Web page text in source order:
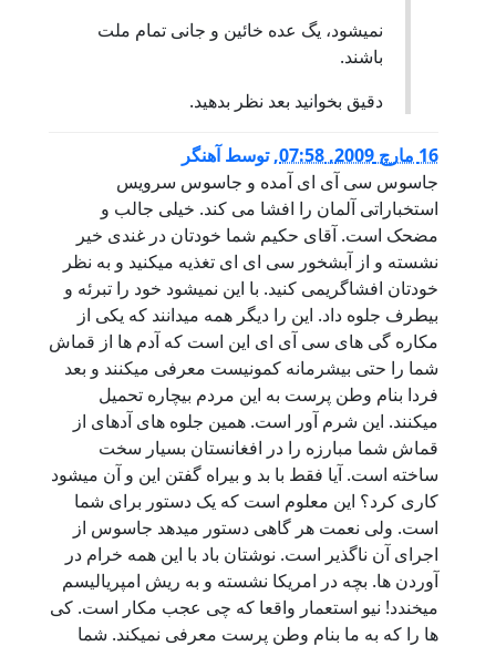
نمیشود، یگ عده خائین و جانی تمام ملت
باشند.
دقیق بخوانید بعد نظر بدهید.
16 مارچ 2009, 07:58 ,توسط آهنگر
جاسوس سی آی ای آمده و جاسوس سرویس
استخباراتی آلمان را افشا می کند. خیلی جالب و
مضحک است. آقای حکیم شما خودتان در غندی خیر
نشسته و از آبشخور سی ای ای تغذیه میکنید و به نظر
خودتان افشاگریمی کنید. با این نمیشود خود را تبرئه و
بیطرف جلوه داد. این را دیگر همه میدانند که یکی از
مکاره گی های سی آی ای این است که آدم ها از قماش
شما را حتی بیشرمانه کمونیست معرفی میکنند و بعد
فردا بنام وطن پرست به این مردم بیچاره تحمیل
میکنند. این شرم آور است. همین جلوه های آدهای از
قماش شما مبارزه را در افغانستان بسیار سخت
ساخته است. آیا فقط با بد و بیراه گفتن این و آن میشود
کاری کرد؟ این معلوم است که یک دستور برای شما
است. ولی نعمت هر گاهی دستور میدهد جاسوس از
اجرای آن ناگذیر است. نوشتان باد با این همه خرام در
آوردن ها. بچه در امریکا نشسته و به ریش امپریالیسم
میخندد! نیو استعمار واقعا که چی عجب مکار است. کی
ها را که به ما بنام وطن پرست معرفی نمیکند. شما